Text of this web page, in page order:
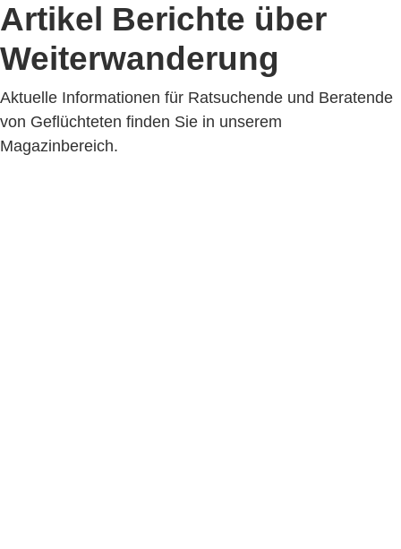
Artikel Berichte über
Weiterwanderung
Aktuelle Informationen für Ratsuchende und Beratende
von Geflüchteten finden Sie in unserem
Magazinbereich.